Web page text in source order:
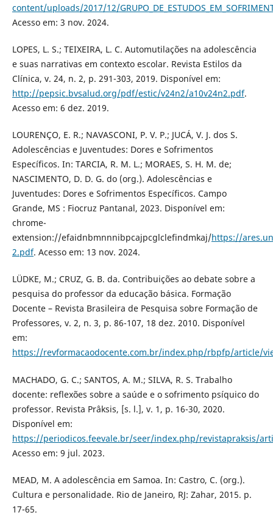
content/uploads/2017/12/
Acesso em: 3 nov. 2024.
LOPES, L. S.; TEIXEIRA, L. C. Automutilações na adolescência
e suas narrativas em contexto escolar. Revista Estilos da
Clínica, v. 24, n. 2, p. 291-303, 2019. Disponível em:
http://pepsic.bvsalud.org/pdf/estic/v24n2/a10v24n2.pdf.
Acesso em: 6 dez. 2019.
LOURENÇO, E. R.; NAVASCONI, P. V. P.; JUCÁ, V. J. dos S.
Adolescências e Juventudes: Dores e Sofrimentos
Específicos. In: TARCIA, R. M. L.; MORAES, S. H. M. de;
NASCIMENTO, D. D. G. do (org.). Adolescências e
Juventudes: Dores e Sofrimentos Específicos. Campo
Grande, MS : Fiocruz Pantanal, 2023. Disponível em:
chrome-
extension://efaidnbmnnnibpcajpcglclefindmkaj/https://
2.pdf. Acesso em: 13 nov. 2024.
LÜDKE, M.; CRUZ, G. B. da. Contribuições ao debate sobre a
pesquisa do professor da educação básica. Formação
Docente – Revista Brasileira de Pesquisa sobre Formação de
Professores, v. 2, n. 3, p. 86-107, 18 dez. 2010. Disponível
em:
https://revformacaodocente.com.br/index.php/rbpfp/article/
MACHADO, G. C.; SANTOS, A. M.; SILVA, R. S. Trabalho
docente: reflexões sobre a saúde e o sofrimento psíquico do
professor. Revista Prâksis, [s. l.], v. 1, p. 16-30, 2020.
Disponível em:
https://periodicos.feevale.br/seer/index.php/revistapraksis/
Acesso em: 9 jul. 2023.
MEAD, M. A adolescência em Samoa. In: Castro, C. (org.).
Cultura e personalidade. Rio de Janeiro, RJ: Zahar, 2015. p.
17-65.